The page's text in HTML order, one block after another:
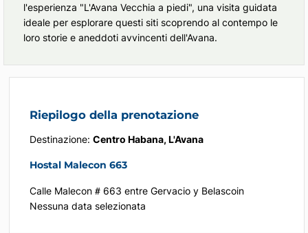
l'esperienza "L'Avana Vecchia a piedi", una visita guidata
ideale per esplorare questi siti scoprendo al contempo le
loro storie e aneddoti avvincenti dell'Avana.
Riepilogo della prenotazione
Destinazione: Centro Habana, L'Avana
Hostal Malecon 663
Calle Malecon # 663 entre Gervacio y Belascoin
Nessuna data selezionata